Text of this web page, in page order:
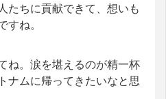
たちに貢献できて、想いも
ね。
ね。涙を堪えるのが精一杯
ナムに帰ってきたいなと思